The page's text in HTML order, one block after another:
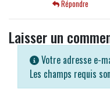
Répondre
Laisser un
Votre adresse e-
Les champs requis